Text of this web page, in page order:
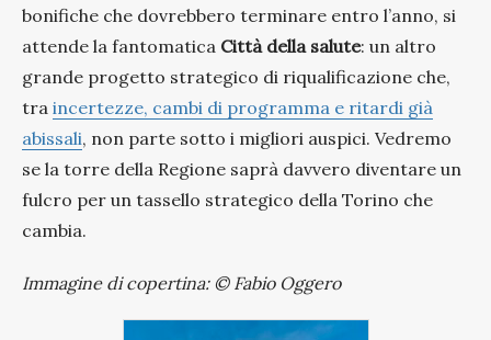
bonifiche che dovrebbero terminare entro l’anno, si
attende la fantomatica Città della salute: un altro
grande progetto strategico di riqualificazione che,
tra incertezze, cambi di programma e ritardi già
abissali, non parte sotto i migliori auspici. Vedremo
se la torre della Regione saprà davvero diventare un
fulcro per un tassello strategico della Torino che
cambia.
Immagine di copertina: © Fabio Oggero